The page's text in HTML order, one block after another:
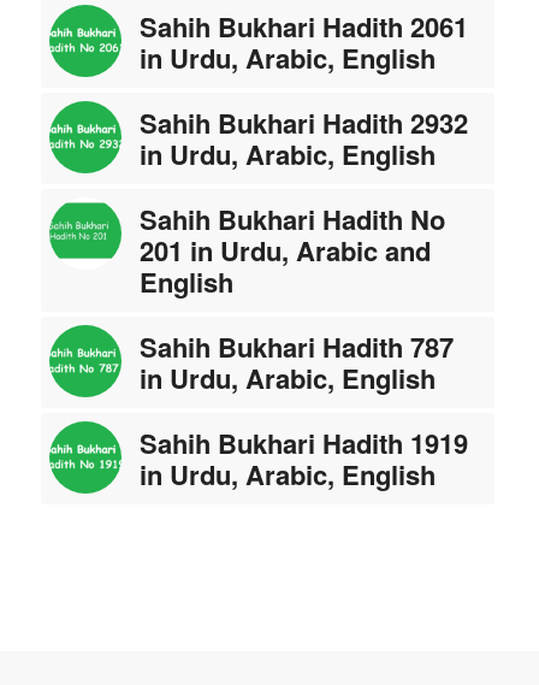
Sahih Bukhari Hadith 2061
in Urdu, Arabic, English
Sahih Bukhari Hadith 2932
in Urdu, Arabic, English
Sahih Bukhari Hadith No
201 in Urdu, Arabic and
English
Sahih Bukhari Hadith 787
in Urdu, Arabic, English
Sahih Bukhari Hadith 1919
in Urdu, Arabic, English